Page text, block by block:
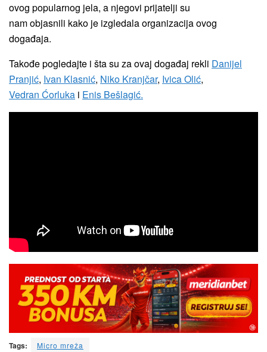
ovog popularnog jela, a njegovi prijatelji su
nam objasnili kako je izgledala organizacija ovog
događaja.
Takođe pogledajte i šta su za ovaj događaj rekli Danijel
Pranjić, Ivan Klasnić, Niko Kranjčar, Ivica Olić,
Vedran Ćorluka i Enis Bešlagić.
Tags: Micro mreža